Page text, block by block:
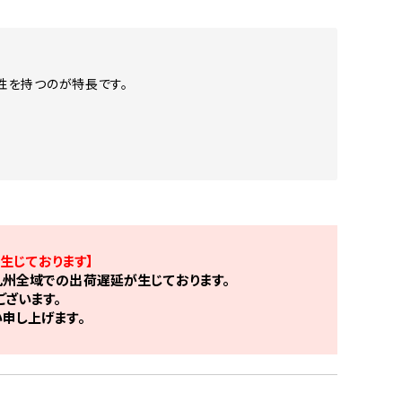
持つのが特長です。
ております】
全域での出荷遅延が生じております。
います。
し上げます。